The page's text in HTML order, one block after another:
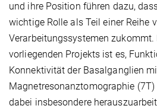
und ihre Position führen dazu,
wichtige Rolle als Teil einer Reihe
Verarbeitungssystemen zukommt.
vorliegenden Projekts ist es,
Konnektivität der Basalganglien
Magnetresonanztomographie
dabei insbesondere